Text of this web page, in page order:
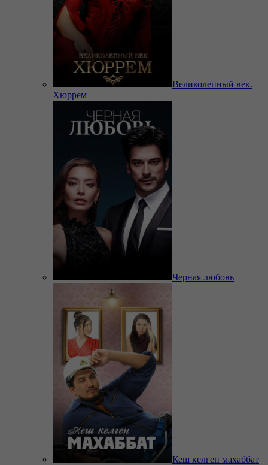
Великолепный век.
Хюррем
Черная любовь
Кеш келген махаббат